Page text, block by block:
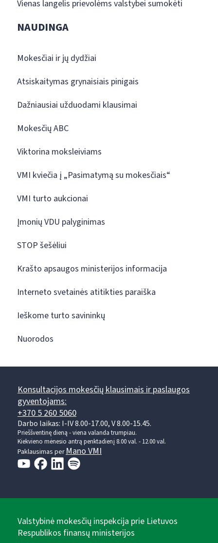
Vienas langelis prievolėms valstybei sumokėti
NAUDINGA
Mokesčiai ir jų dydžiai
Atsiskaitymas grynaisiais pinigais
Dažniausiai užduodami klausimai
Mokesčių ABC
Viktorina moksleiviams
VMI kviečia į „Pasimatymą su mokesčiais“
VMI turto aukcionai
Įmonių VDU palyginimas
STOP šešėliui
Krašto apsaugos ministerijos informacija
Interneto svetainės atitikties paraiška
Ieškome turto savininkų
Nuorodos
Konsultacijos mokesčių klausimais ir paslaugos
gyventojams:
+370 5 260 5060
Darbo laikas: I-IV 8.00-17.00, V 8.00-15.45.
Prieššventinę dieną - viena valanda trumpiau.
Kiekvieno mėnesio antrą penktadienį 8.00 val. - 12.00 val.
Paklausimas perMano VMI
Valstybinė mokesčių inspekcija prie Lietuvos
Respublikos finansų ministerijos